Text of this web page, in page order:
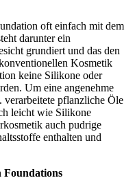
oft einfach mit dem
darunter ein
grundiert und das den
Kosmetik
keine Silikone oder
Um eine angenehme
verarbeitete pflanzliche Öle
leicht wie Silikone
auch pudrige
enthalten und
Foundations